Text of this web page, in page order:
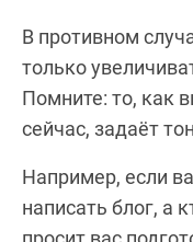
В противном
только
Помните: то, как
сейчас, задаёт
Например, если
написать блог, а